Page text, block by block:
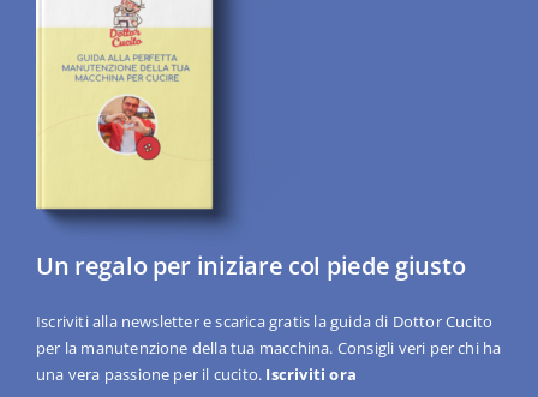
Un regalo per iniziare col piede giusto
Iscriviti alla newsletter e scarica gratis la guida di Dottor Cucito
per la manutenzione della tua macchina. Consigli veri per chi ha
una vera passione per il cucito. Iscriviti ora